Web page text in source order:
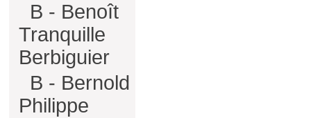
B - Benoît
Tranquille
Berbiguier
B - Bernold
Philippe